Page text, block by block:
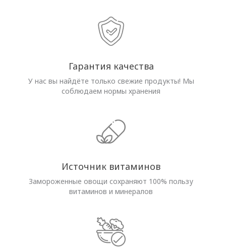
Гарантия качества
У нас вы найдёте только свежие продукты! Мы
соблюдаем нормы хранения
Источник витаминов
Замороженные овощи сохраняют 100% пользу
витаминов и минералов